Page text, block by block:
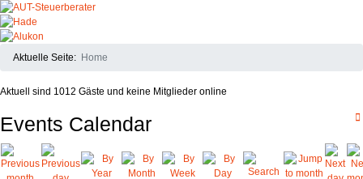
Aktuelle Seite: Home
Aktuell sind 1012 Gäste und keine Mitglieder online
Events Calendar